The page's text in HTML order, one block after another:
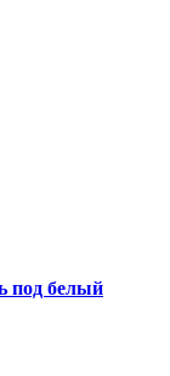
под белый